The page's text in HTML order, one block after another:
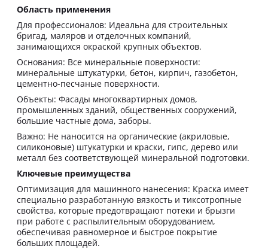
Область применения
Для профессионалов: Идеальна для строительных
бригад, маляров и отделочных компаний,
занимающихся окраской крупных объектов.
Основания: Все минеральные поверхности:
минеральные штукатурки, бетон, кирпич, газобетон,
цементно-песчаные поверхности.
Объекты: Фасады многоквартирных домов,
промышленных зданий, общественных сооружений,
большие частные дома, заборы.
Важно: Не наносится на органические (акриловые,
силиконовые) штукатурки и краски, гипс, дерево или
металл без соответствующей минеральной подготовки.
Ключевые преимущества
Оптимизация для машинного нанесения: Краска имеет
специально разработанную вязкость и тиксотропные
свойства, которые предотвращают потеки и брызги
при работе с распылительным оборудованием,
обеспечивая равномерное и быстрое покрытие
больших площадей.